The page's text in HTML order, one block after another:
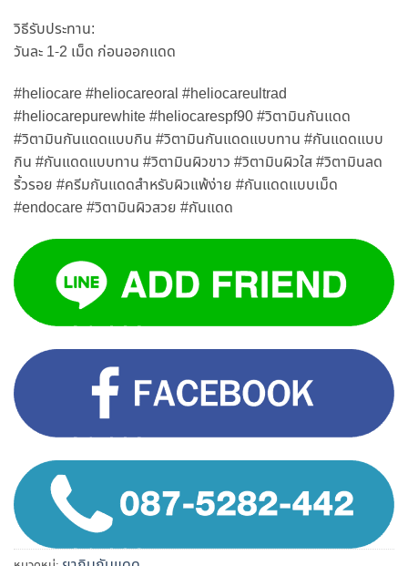
วิธีรับประทาน:
วันละ 1-2 เม็ด ก่อนออกแดด
#heliocare #heliocareoral #heliocareultrad
#heliocarepurewhite #heliocarespf90 #วิตามินกันแดด
#วิตามินกันแดดแบบกิน #วิตามินกันแดดแบบทาน #กันแดดแบบ
กิน #กันแดดแบบทาน #วิตามินผิวขาว #วิตามินผิวใส #วิตามินลด
ริ้วรอย #ครีมกันแดดสําหรับผิวแพ้ง่าย #กันแดดแบบเม็ด
#endocare #วิตามินผิวสวย #กันแดด